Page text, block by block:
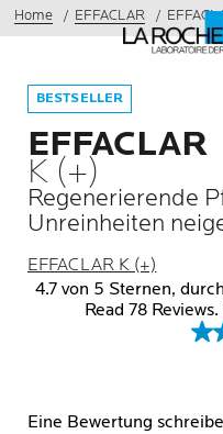
Home EFFACLAR
BESTSELLER
EFFACLAR
K (+)
Regenerierende
Unreinheiten
EFFACLAR K (+)
4.7 von 5 Sternen,
Eine Bewertung